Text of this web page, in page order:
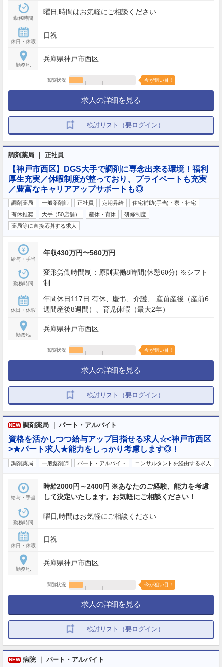
勤務時間
曜日,時間はお気軽にご相談ください
休日・休暇
日祝
勤務地
兵庫県神戸市西区
閲覧状況 今が狙い目！
求人の詳細を見る
検討リスト（要ログイン）
調剤薬局 ｜ 正社員
【神戸市西区】DGS大手で調剤に専念出来る環境！福利
厚生充実／休暇制度が整っており、プライベートも充実
／豊富なキャリアアップサポートも◎
調剤薬局 一般薬剤師 正社員 定期昇給
住宅補助(手当)・寮・社宅
有休推奨
大手（50店舗） 産休・育休
研修制度
薬局等に直接応募する求人
給与・手当
年収430万円〜560万円
勤務時間
変形労働時間制：原則実働8時間(休憩60分) ※シフト
制
休日・休暇
年間休日117日 有休、慶弔、介護、 産前産後（産前6
週間産後8週間）、育児休暇（最大2年）
勤務地
兵庫県神戸市西区
閲覧状況 今が狙い目！
求人の詳細を見る
検討リスト（要ログイン）
NEW 調剤薬局 ｜ パート・アルバイト
資格を活かしつつ給与アップ目指せる求人☆<神戸市西区
>★パート求人★能力をしっかり考慮します◎！
調剤薬局 一般薬剤師 パート・アルバイト コンサルタントを経由する求人
給与・手当
時給2000円～2400円 ※あなたのご経験、能力を考慮
して決定いたします。お気軽にご相談ください！
勤務時間
曜日,時間はお気軽にご相談ください
休日・休暇
日祝
勤務地
兵庫県神戸市西区
閲覧状況 今が狙い目！
求人の詳細を見る
検討リスト（要ログイン）
NEW 病院 ｜ パート・アルバイト